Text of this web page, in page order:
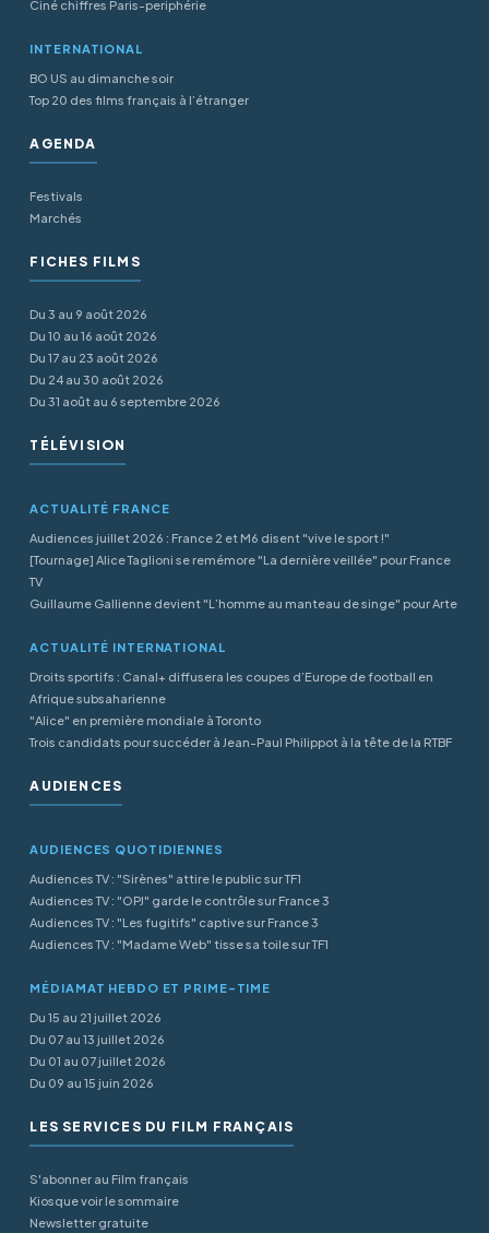
Ciné chiffres Paris-periphérie
INTERNATIONAL
BO US au dimanche soir
Top 20 des films français à l’étranger
AGENDA
Festivals
Marchés
FICHES FILMS
Du 3 au 9 août 2026
Du 10 au 16 août 2026
Du 17 au 23 août 2026
Du 24 au 30 août 2026
Du 31 août au 6 septembre 2026
TÉLÉVISION
ACTUALITÉ FRANCE
Audiences juillet 2026 : France 2 et M6 disent "vive le sport !"
[Tournage] Alice Taglioni se remémore "La dernière veillée" pour France
TV
Guillaume Gallienne devient "L’homme au manteau de singe" pour Arte
ACTUALITÉ INTERNATIONAL
Droits sportifs : Canal+ diffusera les coupes d’Europe de football en
Afrique subsaharienne
"Alice" en première mondiale à Toronto
Trois candidats pour succéder à Jean-Paul Philippot à la tête de la RTBF
AUDIENCES
AUDIENCES QUOTIDIENNES
Audiences TV : "Sirènes" attire le public sur TF1
Audiences TV : "OPJ" garde le contrôle sur France 3
Audiences TV : "Les fugitifs" captive sur France 3
Audiences TV : "Madame Web" tisse sa toile sur TF1
MÉDIAMAT HEBDO ET PRIME-TIME
Du 15 au 21 juillet 2026
Du 07 au 13 juillet 2026
Du 01 au 07 juillet 2026
Du 09 au 15 juin 2026
LES SERVICES DU FILM FRANÇAIS
S'abonner au Film français
Kiosque voir le sommaire
Newsletter gratuite